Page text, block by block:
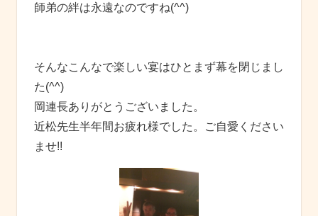
師弟の絆は永遠なのですね(^^)
そんなこんなで楽しい宴はひとまず幕を閉じまし
た(^^)
岡連長ありがとうございました。
近松先生半年間お疲れ様でした。ご自愛ください
ませ!!